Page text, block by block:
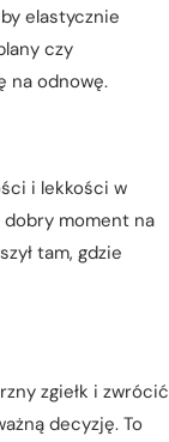
elastycznie
czy
na odnowę.
i lekkości w
dobry moment na
tam, gdzie
zgiełk i zwrócić
decyzję. To